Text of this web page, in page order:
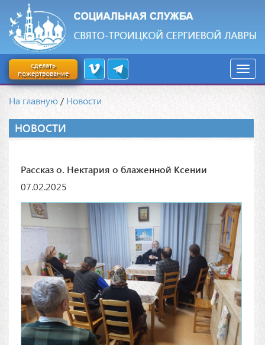
сделать
пожертвование
На главную /Новости
НОВОСТИ
Рассказ о. Нектария о блаженной Ксении
07.02.2025